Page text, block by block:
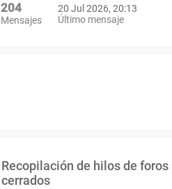
204
Mensajes
20 Jul 2026, 20:13
Último mensaje
Recopilación de hilos de foros
cerrados